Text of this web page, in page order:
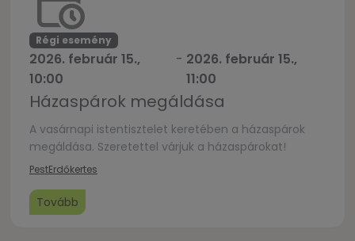
Régi esemény
2026. február 15.,
10:00
- 2026. február 15.,
11:00
Házaspárok megáldása
A vasárnapi istentisztelet keretében a házaspárok
megáldása. Szeretettel várjuk a házaspárokat!
PestErdőkertes
Tovább